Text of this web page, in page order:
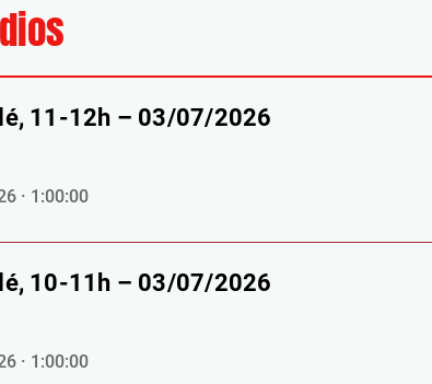
11-12h – 03/07/2026
· 1:00:00
10-11h – 03/07/2026
· 1:00:00